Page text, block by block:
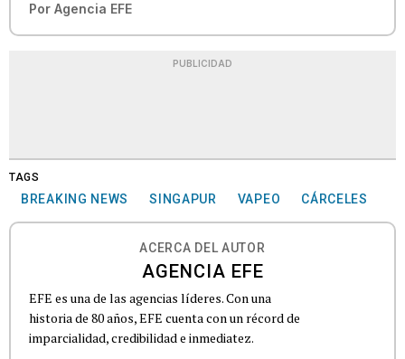
Por Agencia EFE
PUBLICIDAD
TAGS
BREAKING NEWS SINGAPUR VAPEO CÁRCELES
ACERCA DEL AUTOR
AGENCIA EFE
EFE es una de las agencias líderes. Con una
historia de 80 años, EFE cuenta con un récord de
imparcialidad, credibilidad e inmediatez.